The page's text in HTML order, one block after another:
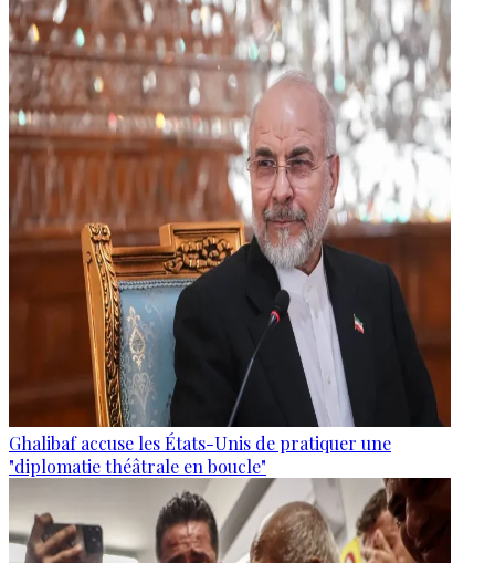
Ghalibaf accuse les États-Unis de pratiquer une
"diplomatie théâtrale en boucle"